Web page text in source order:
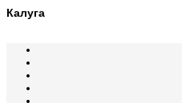
Калуга